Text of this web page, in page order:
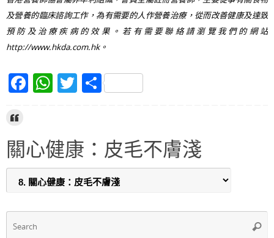
及營養的臨床諮詢工作，為有需要的人作營養治療，從而改善健康及達致
預防及治療疾病的效果。若有需要聯絡請瀏覽我們的網站
http://www.hkda.com.hk。
F
e
b
o
k
W
s
A
p
T
er
S
e
關心健康：皮毛不膚淺